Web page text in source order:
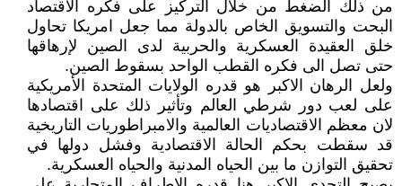
من ذلك الضغط من خلال التركيز على فكره الاقتصاد
البحت والتسويق الخاص بالدولة مما جعل امريكا تحاول
خلق العقيدة العسكرية والحربية لدى الصين لإرهاقها
حتى تصل الى فكره القطب الواحد بسقوط الصين.
ولعل الرهان الاكبر هو قدره الولايات المتحدة الأمريكية
على لعب دور شرطي العالم وتأثير ذلك على اقتصادها
لان معظم الاقتصاديات العالمية والامبراطوريات التاريخية
قد سقطت بحكم الحالة الاقتصادية وفشل دولها في
تحقيق التوازن ما بين الحياه المدنية والحياه العسكرية.